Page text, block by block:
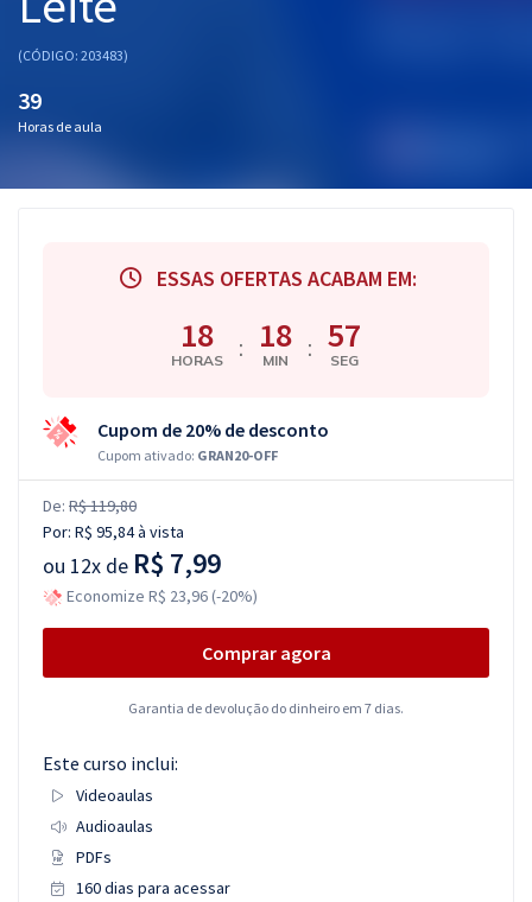
Blog
Aprovados
(CÓDIGO: 203483)
39
Horas de aula
ESSAS OFERTAS ACABAM EM:
18
HORAS : 18
MIN : 57
SEG
Cupom de 20% de desconto
Cupom ativado: GRAN20-OFF
De: R$ 119,80
Por: R$ 95,84à vista
ou 12x de R$ 7,99
Economize R$ 23,96 (-20%)
Comprar agora
Garantia de devolução do dinheiro em 7 dias.
Este curso inclui:
Videoaulas
Audioaulas
PDFs
160 dias para acessar